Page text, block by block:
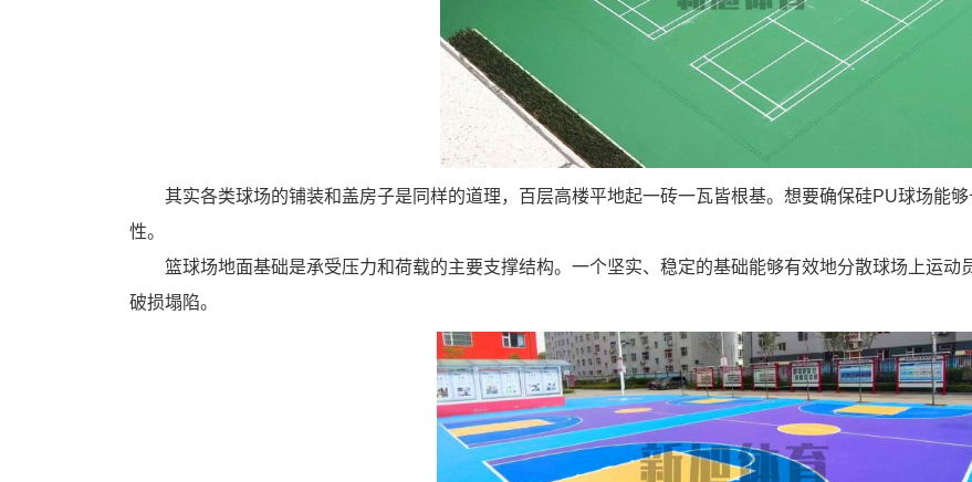
其实各类球场的铺装和盖房子是同样的道理，百层高楼平地起一砖一瓦皆根基。想要确保硅PU球场能
性。
篮球场地面基础是承受压力和荷载的主要支撑结构。一个坚实、稳定的基础能够有效地分散球场上运
破损塌陷。